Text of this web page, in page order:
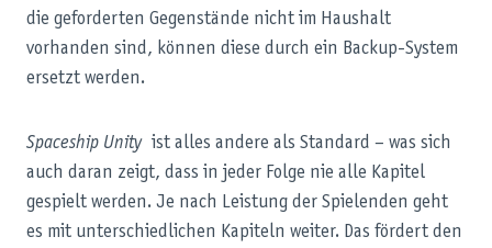
die geforderten Gegenstände nicht im Haushalt
vorhanden sind, können diese durch ein Backup-System
ersetzt werden.
Spaceship Unityist alles andere als Standard – was sich
auch daran zeigt, dass in jeder Folge nie alle Kapitel
gespielt werden. Je nach Leistung der Spielenden geht
es mit unterschiedlichen Kapiteln weiter. Das fördert den